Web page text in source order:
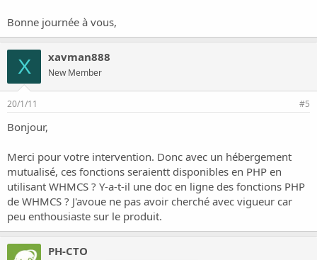
Bonne journée à vous,
X xavman888
New Member
20/1/11 #5
Bonjour,
Merci pour votre intervention. Donc avec un hébergement
mutualisé, ces fonctions seraientt disponibles en PHP en
utilisant WHMCS ? Y-a-t-il une doc en ligne des fonctions PHP
de WHMCS ? J'avoue ne pas avoir cherché avec vigueur car
peu enthousiaste sur le produit.
PH-CTO